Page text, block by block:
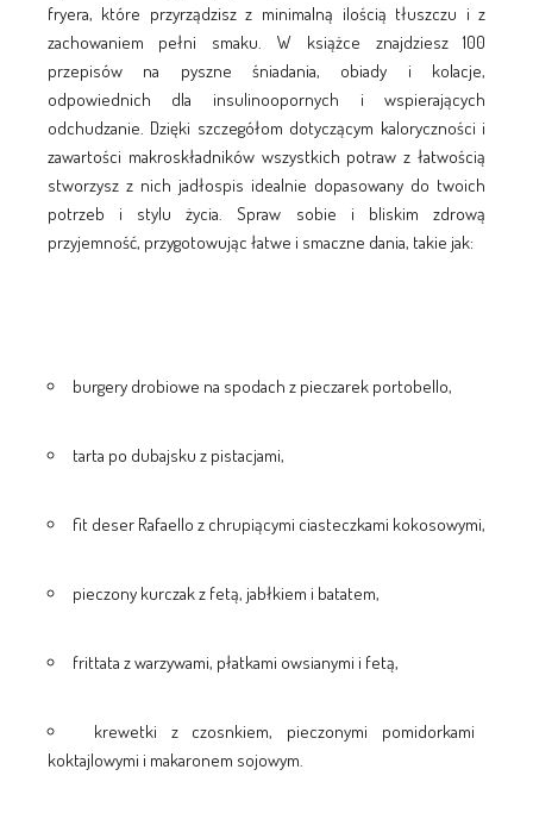
fryera, które przyrządzisz z minimalną ilością tłuszczu i z
zachowaniem pełni smaku. W książce znajdziesz 100
przepisów na pyszne śniadania, obiady i kolacje,
odpowiednich dla insulinoopornych i wspierających
odchudzanie. Dzięki szczegółom dotyczącym kaloryczności i
zawartości makroskładników wszystkich potraw z łatwością
stworzysz z nich jadłospis idealnie dopasowany do twoich
potrzeb i stylu życia. Spraw sobie i bliskim zdrową
przyjemność, przygotowując łatwe i smaczne dania, takie jak:
burgery drobiowe na spodach z pieczarek portobello,
tarta po dubajsku z pistacjami,
fit deser Rafaello z chrupiącymi ciasteczkami kokosowymi,
pieczony kurczak z fetą, jabłkiem i batatem,
frittata z warzywami, płatkami owsianymi i fetą,
krewetki z czosnkiem, pieczonymi pomidorkami
koktajlowymi i makaronem sojowym.